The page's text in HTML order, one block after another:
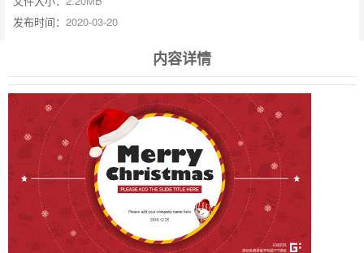
发布时间： 2020-03-20
内容详情